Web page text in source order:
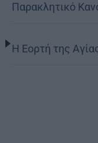
Παρακλητικό
Η Εορτή της